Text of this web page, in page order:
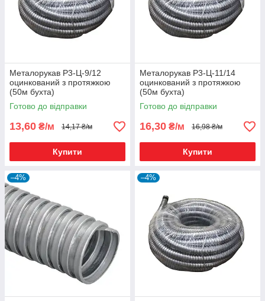
Металорукав Р3-Ц-9/12
оцинкований з протяжкою
(50м бухта)
Готово до відправки
13,60 ₴/м 14,17 ₴/м
Купити
Металорукав Р3-Ц-11/14
оцинкований з протяжкою
(50м бухта)
Готово до відправки
16,30 ₴/м 16,98 ₴/м
Купити
–4% –4%